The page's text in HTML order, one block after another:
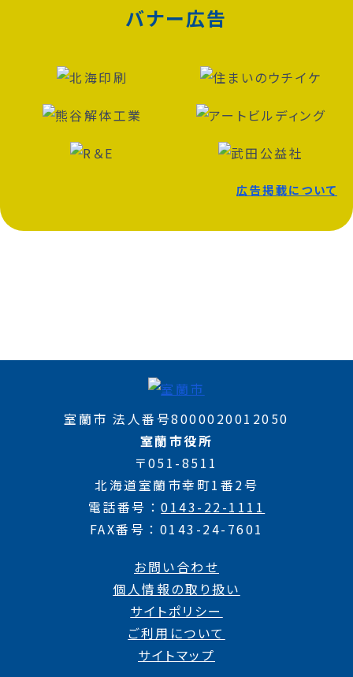
バナー広告
広告掲載について
室蘭市 法人番号8000020012050
室蘭市役所
〒051-8511
北海道室蘭市幸町1番2号
電話番号
0143-22-1111
FAX番号
0143-24-7601
お問い合わせ
個人情報の取り扱い
サイトポリシー
ご利用について
サイトマップ